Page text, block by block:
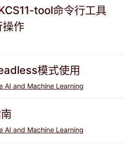
tool命令行工具
作
模式使用
AI and Machine Learning
AI and Machine Learning